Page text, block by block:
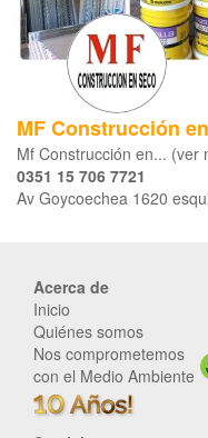
MF Construcción
Mf Construcción en... (ver
0351 15 706 7721
Av Goycoechea 1620
Acerca de
Inicio
Quiénes somos
Nos comprometemos
con el Medio Ambiente